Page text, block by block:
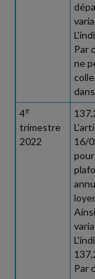
Par
ne
4e
trimestre
2022
16/
Par